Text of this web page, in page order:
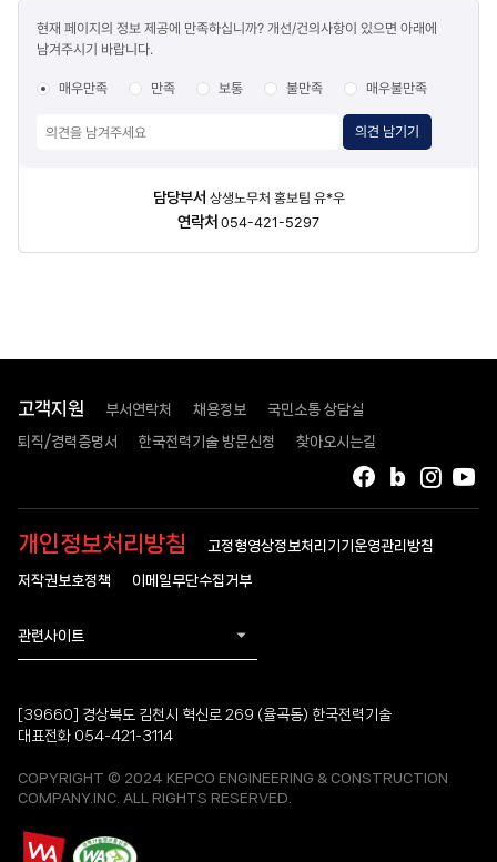
만족도
조사
현재 페이지의 정보 제공에 만족하십니까? 개선/건의사항이 있으면 아래에
남겨주시기 바랍니다.
매우만족 만족 보통 불만족 매우불만족
의견 남기기
담당부서 상생노무처 홍보팀 유*우
연락처 054-421-5297
고객지원 부서연락처 채용정보 국민소통 상담실
퇴직/경력증명서 한국전력기술 방문신청 찾아오시는길
인스
블로그
페이스북
개인정보처리방침 고정형영상정보처리기기운영관리방침
저작권보호정책 이메일무단수집거부
관련사이트
[39660] 경상북도 김천시 혁신로 269 (율곡동) 한국전력기술
대표전화 054-421-3114
COPYRIGHT © 2024 KEPCO ENGINEERING & CONSTRUCTION
COMPANY.INC. ALL RIGHTS RESERVED.